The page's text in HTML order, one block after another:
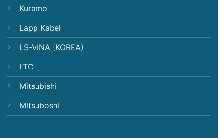
Kuramo
Lapp Kabel
LS-VINA (KOREA)
LTC
Mitsubishi
Mitsuboshi